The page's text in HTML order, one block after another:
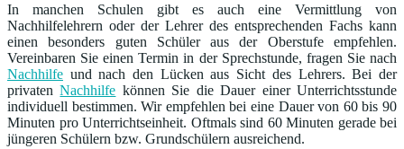
In manchen Schulen gibt es auch eine Vermittlung von
Nachhilfelehrern oder der Lehrer des entsprechenden Fachs kann
einen besonders guten Schüler aus der Oberstufe empfehlen.
Vereinbaren Sie einen Termin in der Sprechstunde, fragen Sie nach
Nachhilfe und nach den Lücken aus Sicht des Lehrers. Bei der
privatenNachhilfe können Sie die Dauer einer Unterrichtsstunde
individuell bestimmen. Wir empfehlen bei eine Dauer von 60 bis 90
Minuten pro Unterrichtseinheit. Oftmals sind 60 Minuten gerade bei
jüngeren Schülern bzw. Grundschülern ausreichend.